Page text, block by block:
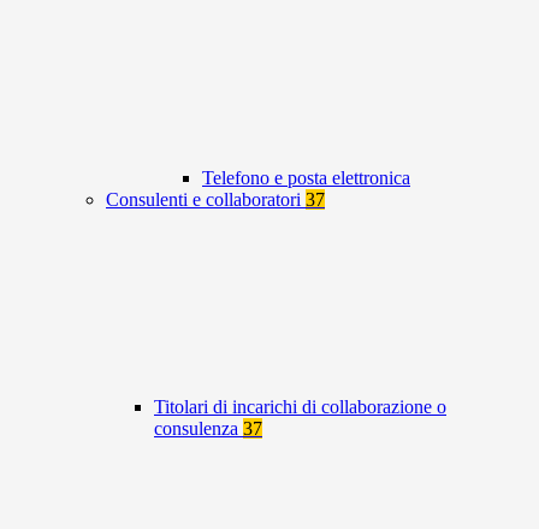
Telefono e posta elettronica
Consulenti e collaboratori 37
Titolari di incarichi di collaborazione o
consulenza 37